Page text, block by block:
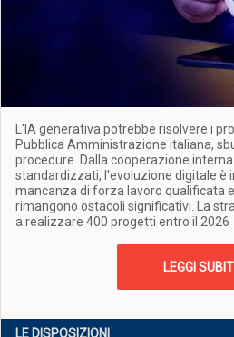
L'IA generativa potrebbe risolvere i
Pubblica Amministrazione italiana,
procedure. Dalla cooperazione
standardizzati, l'evoluzione digitale è
mancanza di forza lavoro qualificata
rimangono ostacoli significativi. La
a realizzare 400 progetti entro il 2026
LEGGI
LE DISPOSIZIONI